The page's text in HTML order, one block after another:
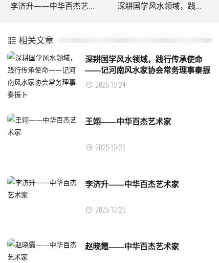
李济升——中华百杰艺术家 深耕国学风水领域，践行传承使命——记河南风水家协会常务理事秦振卜
相关文章
深耕国学风水领域，践行传承使命
——记河南风水家协会常务理事秦振
卜 2025-10-24
王翊——中华百杰艺术家
2025-10-23
李济升——中华百杰艺术家
2025-10-23
赵晓霞——中华百杰艺术家